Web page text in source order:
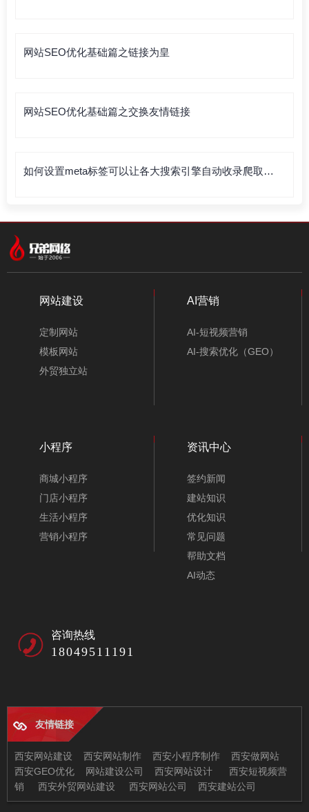
网站SEO优化基础篇之链接为皇
网站SEO优化基础篇之交换友情链接
如何设置meta标签可以让各大搜索引擎自动收录爬取你
网站建设
定制网站
模板网站
外贸独立站
AI营销
AI-短视频营销
AI-搜索优化（GEO）
小程序
商城小程序
门店小程序
生活小程序
营销小程序
资讯中心
签约新闻
建站知识
优化知识
常见问题
帮助文档
AI动态
咨询热线
18049511191
友情链接
西安网站建设 西安网站制作 西安小程序制作
西安做网站
西安GEO优化
网站建设公司 西安网站设计
西安短视频营
销
西安外贸网站建设 西安网站公司 西安建站公司